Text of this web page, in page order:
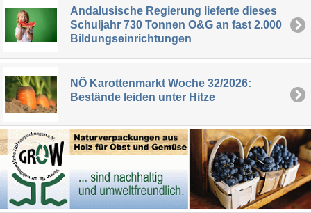
Andalusische Regierung lieferte dieses
Schuljahr 730 Tonnen O&G an fast 2.000
Bildungseinrichtungen
NÖ Karottenmarkt Woche 32/2026:
Bestände leiden unter Hitze